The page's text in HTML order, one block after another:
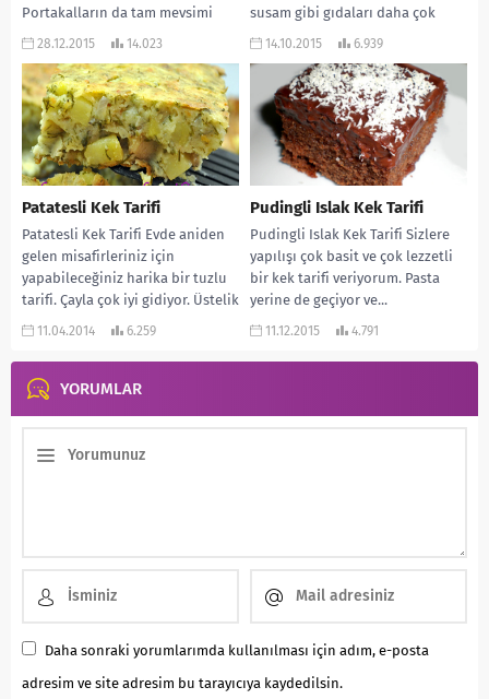
Portakalların da tam mevsimi
çayın...
28.12.2015 14.023
susam gibi gıdaları daha çok
tüketmemiz...
14.10.2015 6.939
Patatesli Kek Tarifi
Patatesli Kek Tarifi Evde aniden
gelen misafirleriniz için
yapabileceğiniz harika bir tuzlu
tarifi. Çayla çok iyi gidiyor. Üstelik
çok da...
11.04.2014 6.259
Pudingli Islak Kek Tarifi
Pudingli Islak Kek Tarifi Sizlere
yapılışı çok basit ve çok lezzetli
bir kek tarifi veriyorum. Pasta
yerine de geçiyor ve...
11.12.2015 4.791
YORUMLAR
Daha sonraki yorumlarımda kullanılması için adım, e-posta
adresim ve site adresim bu tarayıcıya kaydedilsin.